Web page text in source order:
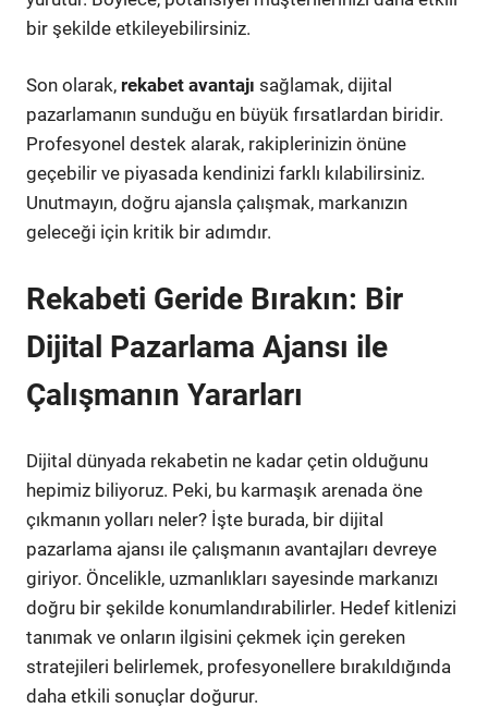
bir şekilde etkileyebilirsiniz.
Son olarak, rekabet avantajı sağlamak, dijital
pazarlamanın sunduğu en büyük fırsatlardan biridir.
Profesyonel destek alarak, rakiplerinizin önüne
geçebilir ve piyasada kendinizi farklı kılabilirsiniz.
Unutmayın, doğru ajansla çalışmak, markanızın
geleceği için kritik bir adımdır.
Rekabeti Geride Bırakın: Bir
Dijital Pazarlama Ajansı ile
Çalışmanın Yararları
Dijital dünyada rekabetin ne kadar çetin olduğunu
hepimiz biliyoruz. Peki, bu karmaşık arenada öne
çıkmanın yolları neler? İşte burada, bir dijital
pazarlama ajansı ile çalışmanın avantajları devreye
giriyor. Öncelikle, uzmanlıkları sayesinde markanızı
doğru bir şekilde konumlandırabilirler. Hedef kitlenizi
tanımak ve onların ilgisini çekmek için gereken
stratejileri belirlemek, profesyonellere bırakıldığında
daha etkili sonuçlar doğurur.